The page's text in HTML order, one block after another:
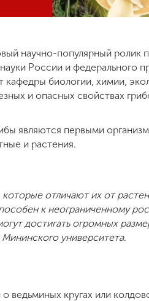
научно-популярный ролик
России и федерального
кафедры биологии, химии,
и опасных свойствах
являются первыми
и растения.
которые отличают их от
к неограниченному
достигать огромных
университета.
ведьминых кругах или